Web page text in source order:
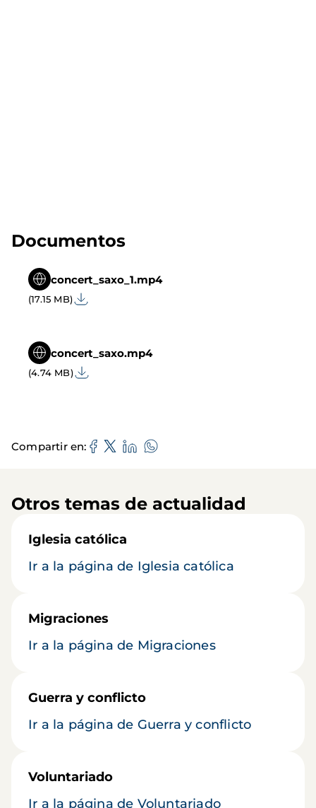
Documentos
concert_saxo_1.mp4
(17.15 MB)
concert_saxo.mp4
(4.74 MB)
Compartir en
Otros temas de actualidad
Iglesia católica
Ir a la página de Iglesia católica
Migraciones
Ir a la página de Migraciones
Guerra y conflicto
Ir a la página de Guerra y conflicto
Voluntariado
Ir a la página de Voluntariado